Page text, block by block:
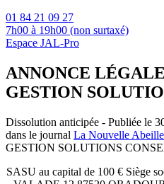
01 84 21 09 27
7h00 à 19h00 (non surtaxé)
Espace JAL-Pro
ANNONCE LÉGALE
GESTION
Dissolution anticipée - Publiée le
dans le journal La Nouvelle
GESTION SOLUTIONS
SASU au capital de 100 € Siège